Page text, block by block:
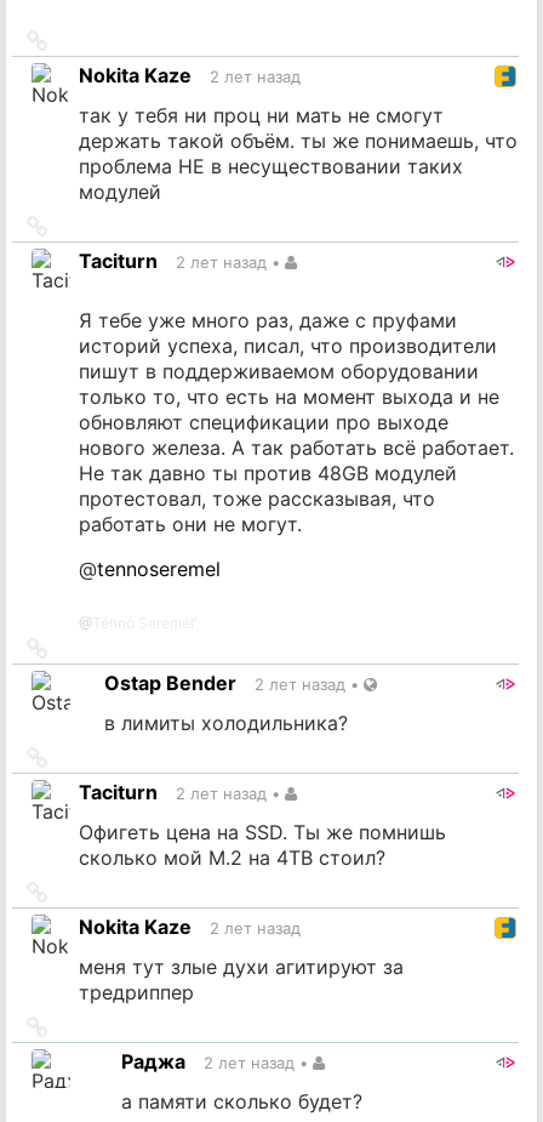
на
источник
Nokita Kaze 2 лет назад
так у тебя ни проц ни мать не смогут
держать такой объём. ты же понимаешь, что
проблема НЕ в несуществовании таких
модулей
на
источник
Taciturn 2 лет назад •
Я тебе уже много раз, даже с пруфами
историй успеха, писал, что производители
пишут в поддерживаемом оборудовании
только то, что есть на момент выхода и не
обновляют спецификации про выходе
нового железа. А так работать всё работает.
Не так давно ты против 48GB модулей
протестовал, тоже рассказывая, что
работать они не могут.
@tennoseremel
@
на
источникOstap Bender 2 лет назад •
в лимиты холодильника?
на
источник
Taciturn 2 лет назад •
Офигеть цена на SSD. Ты же помнишь
сколько мой M.2 на 4TB стоил?
на
источник
Nokita Kaze 2 лет назад
меня тут злые духи агитируют за
тредриппер
на
источникРаджа 2 лет назад •
а памяти сколько будет?